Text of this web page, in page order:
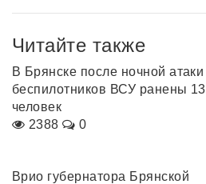
Читайте также
В Брянске после ночной атаки
беспилотников ВСУ ранены 13
человек
2388
0
Врио губернатора Брянской